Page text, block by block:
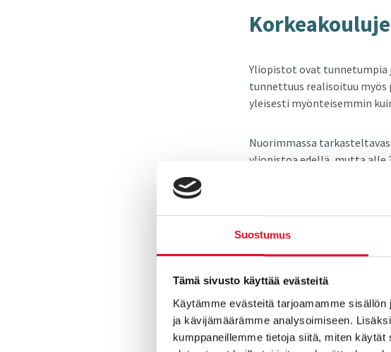
Suostumus
Tämä sivusto käyttää evästeitä
Käytämme evästeitä tarjoamamme
ja kävijämäärämme analysoimiseen.
kumppaneillemme tietoja siitä, miten
Yliopistot ovat tunnetumpia
tunnettuus realisoituu myös
yleisesti myönteisemmin
Nuorimmassa
yliopistoa edellä, mutta alle
kyse, sitä parempia
Poliisiammattikorkeakoulua
ja
ammattikorkeakouluja ovat